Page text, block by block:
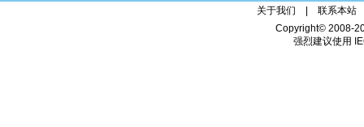
关于我们 | 联系本站
Copyright© 2008-
强烈建议使用